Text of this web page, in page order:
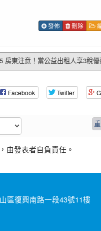
發佈 刪除
房東注意！當公益出租人享3稅
Facebook Twitter
由發表者自負責任。
區復興南路一段43號11樓